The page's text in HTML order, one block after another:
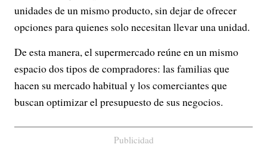
unidades de un mismo producto, sin dejar de ofrecer
opciones para quienes solo necesitan llevar una unidad.
De esta manera, el supermercado reúne en un mismo
espacio dos tipos de compradores: las familias que
hacen su mercado habitual y los comerciantes que
buscan optimizar el presupuesto de sus negocios.
Publicidad